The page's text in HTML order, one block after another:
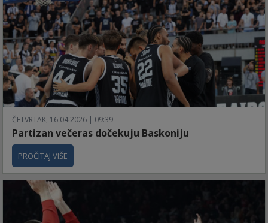
ČETVRTAK, 16.04.2026 | 09:39
Partizan večeras dočekuju Baskoniju
PROČITAJ VIŠE